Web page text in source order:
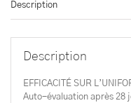
Description
Description
EFFICACITÉ SUR
Auto-évaluation après 28